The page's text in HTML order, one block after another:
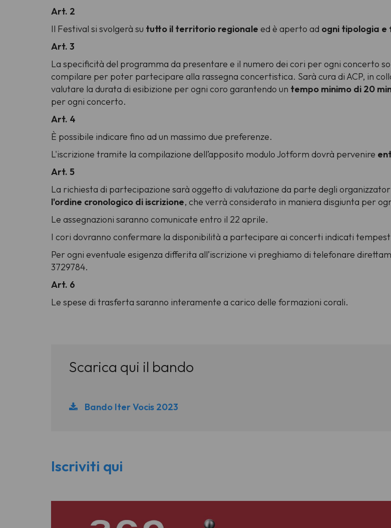
Art. 2
Il Festival si svolgerà su tutto il territorio regionale ed è aperto ad ogni tipologia e
Art. 3
La specificità del programma da presentare e il numero dei cori per ogni concerto
compilare per poter partecipare alla rassegna concertistica. Sarà cura di ACP, in
valutare la durata di esibizione per ogni coro garantendo un tempo minimo di 20
per ogni concerto.
Art. 4
È possibile indicare fino ad un massimo due preferenze.
L'iscrizione tramite la compilazione dell’apposito modulo Jotform dovrà pervenire
Art. 5
La richiesta di partecipazione sarà oggetto di valutazione da parte degli
l'ordine cronologico di iscrizione, che verrà considerato in maniera disgiunta per
Le assegnazioni saranno comunicate entro il 22 aprile.
I cori dovranno confermare la disponibilità a partecipare ai concerti indicati
Per ogni eventuale esigenza differita all’iscrizione vi preghiamo di telefonare
3729784.
Art. 6
Le spese di trasferta saranno interamente a carico delle formazioni corali.
Scarica qui il bando
Bando Iter Vocis 2023
Iscriviti qui